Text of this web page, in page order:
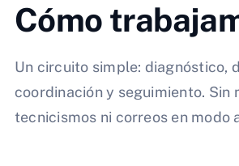
Cómo
Un circuito simple: diagnóstico,
coordinación y seguimiento. Sin
tecnicismos ni correos en modo